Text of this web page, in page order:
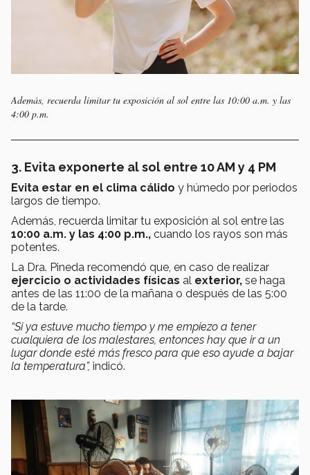
Además, recuerda limitar tu exposición al sol entre las 10:00 a.m. y las
4:00 p.m.
3. Evita exponerte al sol entre 10 AM y 4 PM
Evita estar en el clima cálido y húmedo por periodos
largos de tiempo.
Además, recuerda limitar tu exposición al sol entre las
10:00 a.m. y las 4:00 p.m., cuando los rayos son más
potentes.
La Dra. Pineda recomendó que, en caso de realizar
ejercicio o actividades físicas al exterior, se haga
antes de las 11:00 de la mañana o después de las 5:00
de la tarde.
“Si ya estuve mucho tiempo y me empiezo a tener
cualquiera de los malestares, entonces hay que ir a un
lugar donde esté más fresco para que eso ayude a bajar
la temperatura”, indicó.